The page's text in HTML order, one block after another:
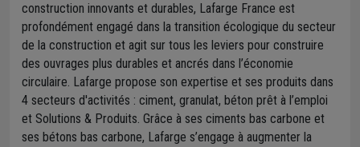
construction innovants et durables, Lafarge France est
profondément engagé dans la transition écologique du secteur
de la construction et agit sur tous les leviers pour construire
des ouvrages plus durables et ancrés dans l’économie
circulaire. Lafarge propose son expertise et ses produits dans
4 secteurs d'activités : ciment, granulat, béton prêt à l’emploi
et Solutions & Produits. Grâce à ses ciments bas carbone et
ses bétons bas carbone, Lafarge s’engage à augmenter la